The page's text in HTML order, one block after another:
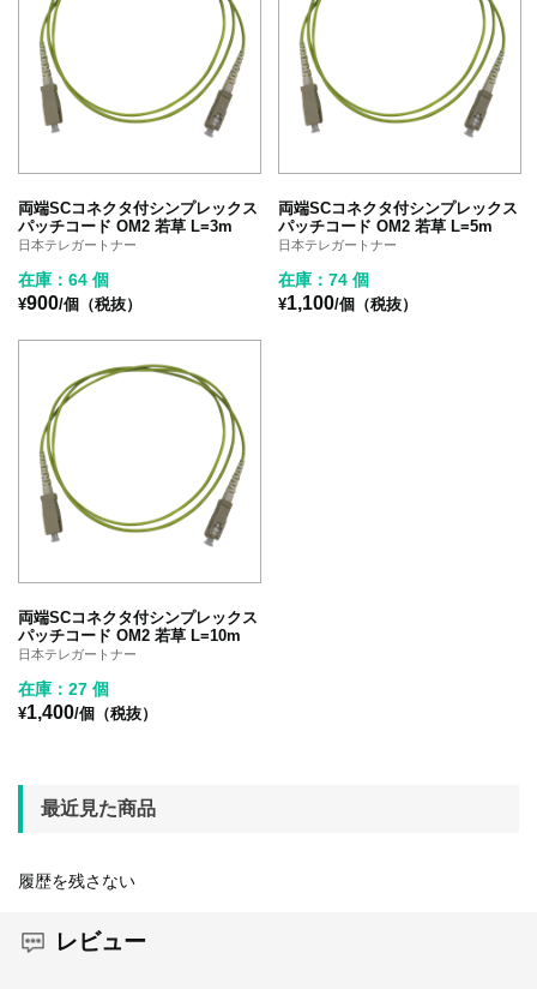
両端SCコネクタ付シンプレックス
パッチコード OM2 若草 L=3m
日本テレガートナー
在庫：64 個
¥900/個（税抜）
両端SCコネクタ付シンプレックス
パッチコード OM2 若草 L=5m
日本テレガートナー
在庫：74 個
¥1,100/個（税抜）
両端SCコネクタ付シンプレックス
パッチコード OM2 若草 L=10m
日本テレガートナー
在庫：27 個
¥1,400/個（税抜）
最近見た商品
履歴を残さない
レビュー